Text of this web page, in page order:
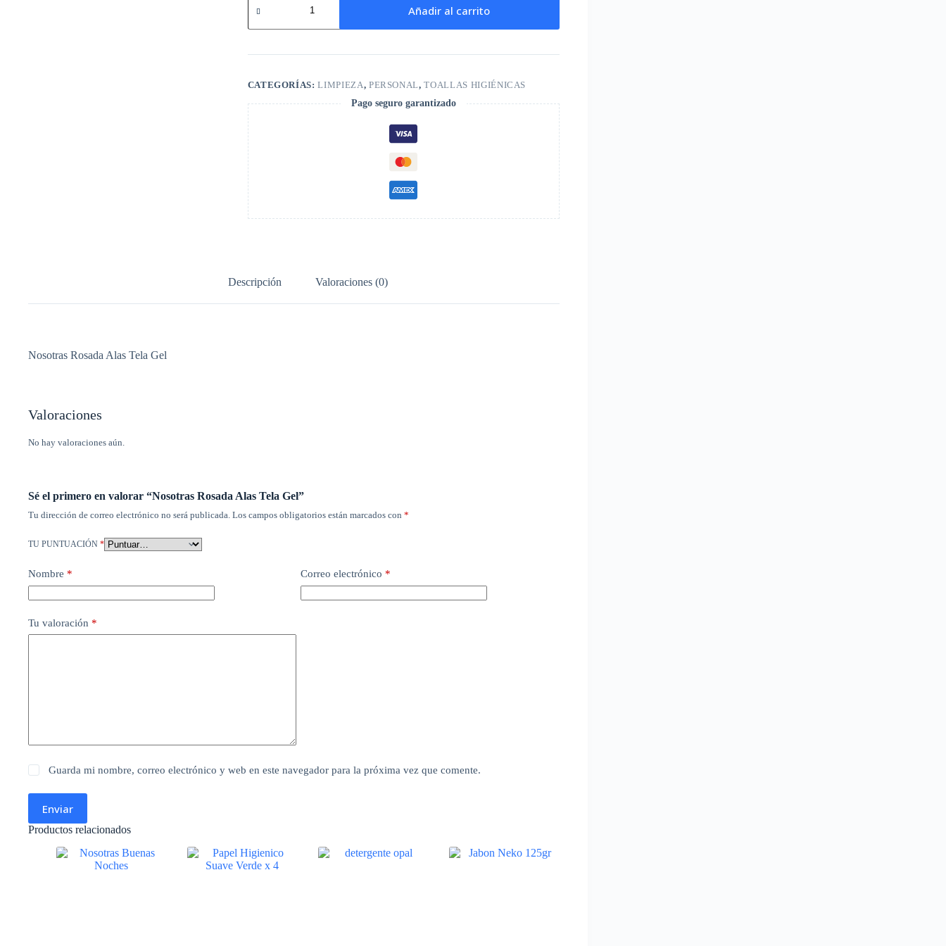
Rosada
Tela
cantidad
Añadir al carrito
CATEGORÍAS:LIMPIEZA, PERSONAL,TOALLAS HIGIÉNICAS
Pago seguro garantizado
Descripción Valoraciones (0)
Nosotras Rosada Alas Tela Gel
Valoraciones
No hay valoraciones aún.
Sé el primero en valorar “Nosotras Rosada Alas Tela Gel”
Tu dirección de correo electrónico no será publicada. Los campos obligatorios están marcados con *
TU PUNTUACIÓN *
Nombre * Correo electrónico *
Tu valoración *
Guarda mi nombre, correo electrónico y web en este navegador para la próxima vez que comente.
Enviar
Productos relacionados